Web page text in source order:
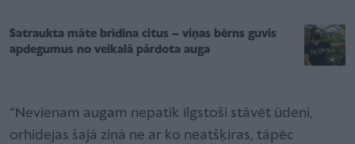
Satraukta māte brīdina citus – viņas bērns guvis
apdegumus no veikalā pārdota auga
“Nevienam augam nepatīk ilgstoši stāvēt ūdenī,
orhidejas šajā ziņā ne ar ko neatšķiras, tāpēc